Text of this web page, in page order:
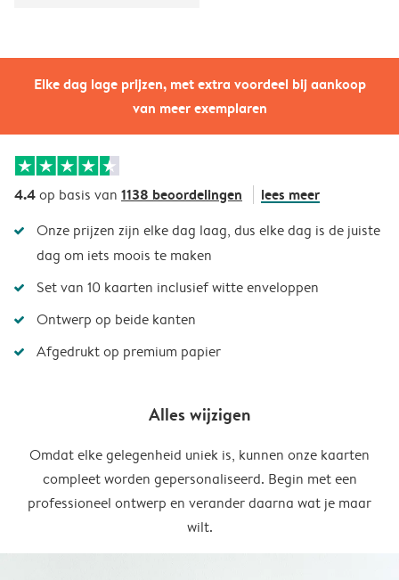
Elke dag lage prijzen, met extra voordeel bij aankoop
van meer exemplaren
4.4op basis van 1138 beoordelingen lees meer
Onze prijzen zijn elke dag laag, dus elke dag is de juiste
dag om iets moois te maken
Set van 10 kaarten inclusief witte enveloppen
Ontwerp op beide kanten
Afgedrukt op premium papier
Alles wijzigen
Omdat elke gelegenheid uniek is, kunnen onze kaarten
compleet worden gepersonaliseerd. Begin met een
professioneel ontwerp en verander daarna wat je maar
wilt.